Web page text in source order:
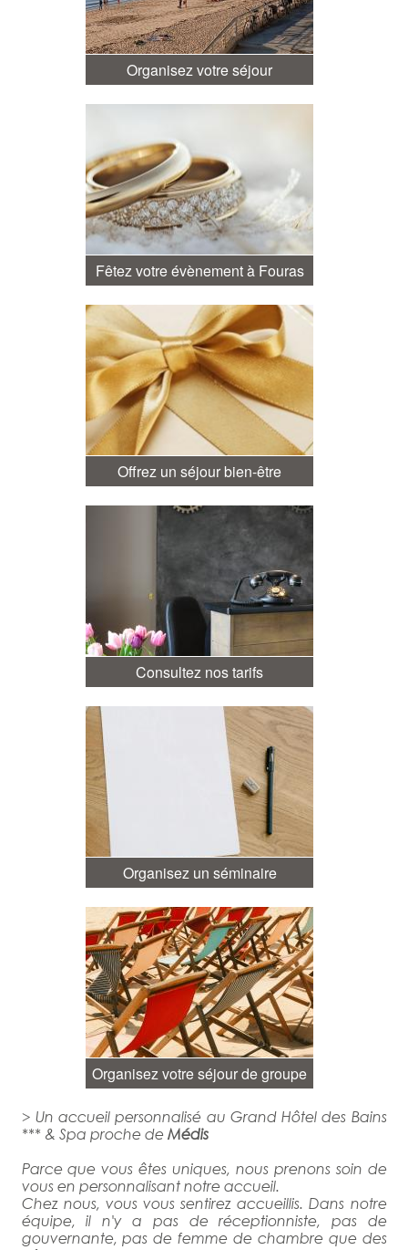
Organisez votre séjour
Fêtez votre évènement à Fouras
Offrez un séjour bien-être
Consultez nos tarifs
Organisez un séminaire
Organisez votre séjour de groupe
> Un accueil personnalisé au Grand Hôtel des Bains
*** & Spa proche de Médis
Parce que vous êtes uniques, nous prenons soin de
vous en personnalisant notre accueil.
Chez nous, vous vous sentirez accueillis. Dans notre
équipe, il n'y a pas de réceptionniste, pas de
gouvernante, pas de femme de chambre que des